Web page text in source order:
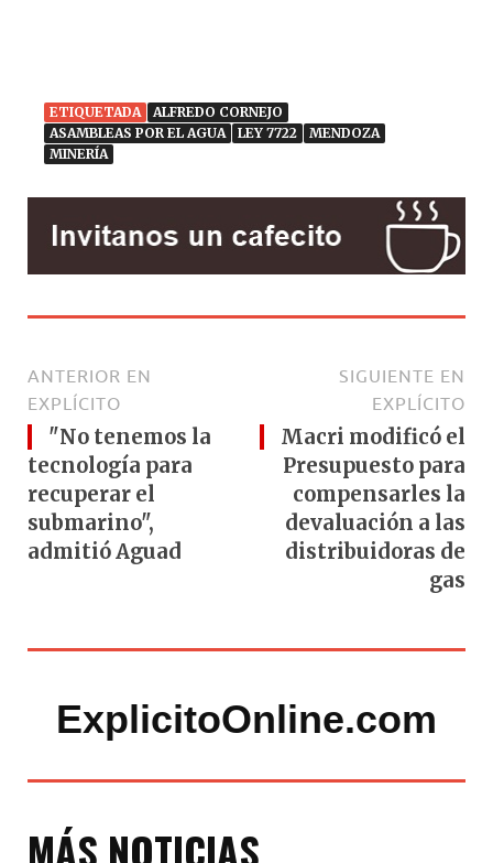
ETIQUETADA
ALFREDO CORNEJO
ASAMBLEAS POR EL AGUA
LEY 7722
MENDOZA
MINERÍA
ANTERIOR EN
EXPLÍCITO
"No tenemos la
tecnología para
recuperar el
submarino",
admitió Aguad
SIGUIENTE EN
EXPLÍCITO
Macri modificó el
Presupuesto para
compensarles la
devaluación a las
distribuidoras de
gas
ExplicitoOnline.com
MÁS NOTICIAS